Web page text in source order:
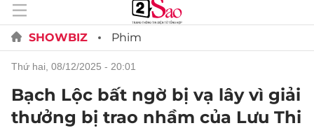
SHOWBIZ Phim
thứ hai, 08/12/2025 - 20:01
Bạch Lộc bất ngờ bị vạ lây vì giải
thưởng bị trao nhầm của Lưu Thi